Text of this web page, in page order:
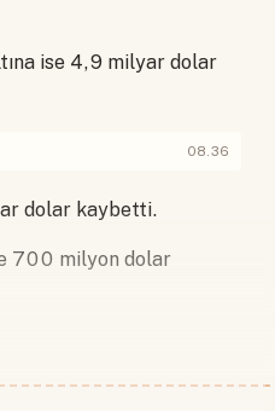
ise 4,9 milyar dolar
08.36
dolar kaybetti.
700 milyon dolar